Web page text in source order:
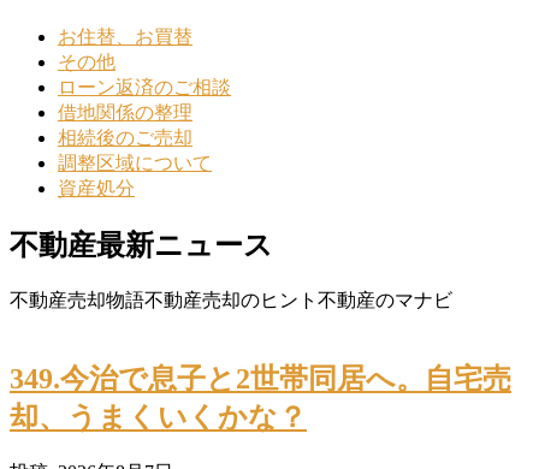
お住替、お買替
その他
ローン返済のご相談
借地関係の整理
相続後のご売却
調整区域について
資産処分
不動産最新ニュース
不動産売却物語不動産売却のヒント 不動産のマナビ
349.今治で息子と2世帯同居へ。自宅売
却、うまくいくかな？